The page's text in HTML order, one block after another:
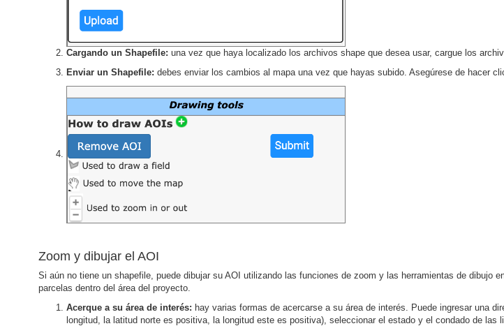
Cargando un Shapefile: una vez que haya localizado los archivos shape que desea usar, cargue los
Enviar un Shapefile: debes enviar los cambios al mapa una vez que hayas subido. Asegúrese de hacer
Zoom y dibujar el AOI
Si aún no tiene un shapefile, puede dibujar su AOI utilizando las funciones de zoom y las herramientas de dibujo
parcelas dentro del área del proyecto.
Acerque a su área de interés: hay varias formas de acercarse a su área de interés. Puede ingresar una
longitud, la latitud norte es positiva, la longitud este es positiva), seleccionar el estado y el condado de